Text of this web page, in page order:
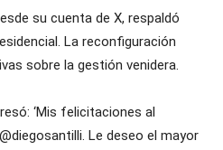
su cuenta de X, respaldó
La reconfiguración
sobre la gestión venidera.
‘Mis felicitaciones al
Le deseo el mayor